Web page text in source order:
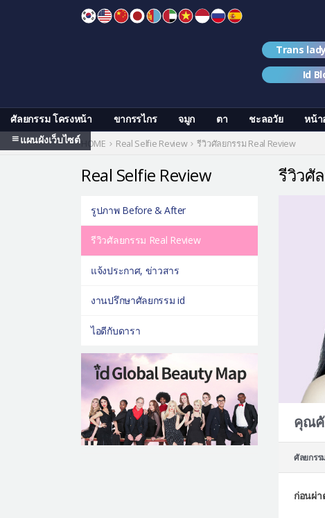
ศัลยกรรม โครงหน้า ขากรรไกร จมูก ตา ชะลอวัย หน้า
แผนผังเว็บไซต์
Trans
Id
HOME Real Selfie Review รีวิวศัลยกรรม Real Review
รีวิวศั
คุณคั
ศัลยกรร
ก่อนผ่า
Real Selfie Review
รูปภาพ Before & After
รีวิวศัลยกรรม Real Review
แจ้งประกาศ, ข่าวสาร
งานปรึกษาศัลยกรรม id
ไอดีกับดารา